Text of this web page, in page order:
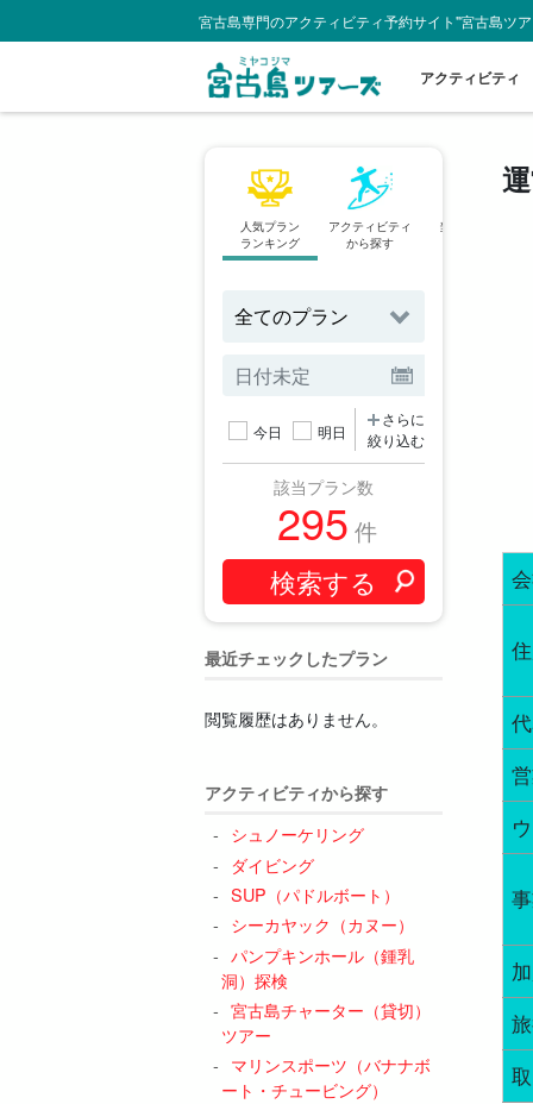
宮古島専門のアクティビティ予約サイト"宮古島ツ
アクティビティ
人気プラン
ランキング
アクティビティ
から探す
当日予約OK
今日 明日
さらに
絞り込む
該当プラン数
295 件
最近チェックしたプラン
閲覧履歴はありません。
アクティビティから探す
シュノーケリング
ダイビング
SUP（パドルボート）
シーカヤック（カヌー）
パンプキンホール（鍾乳
洞）探検
宮古島チャーター（貸切）
ツアー
マリンスポーツ（バナナボ
ート・チュービング）